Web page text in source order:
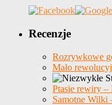
Recenzje
Rozrywkowe
Mało
Ptasie rewiry –
Samotne Wilki